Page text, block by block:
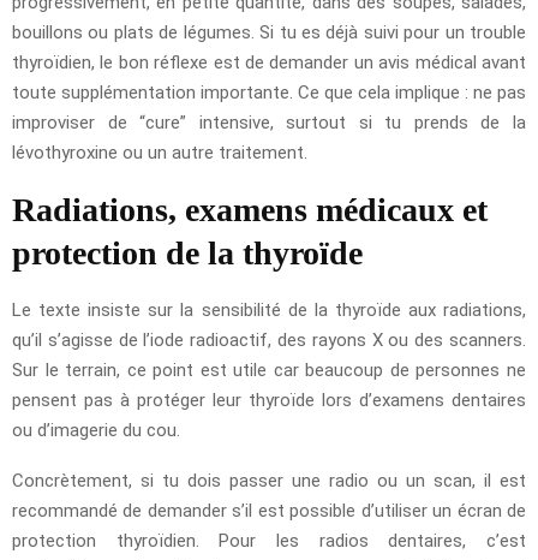
bouillons ou plats de légumes. Si tu es déjà suivi pour un trouble
thyroïdien, le bon réflexe est de demander un avis médical avant
toute supplémentation importante. Ce que cela implique : ne pas
improviser de “cure” intensive, surtout si tu prends de la
lévothyroxine ou un autre traitement.
Radiations, examens médicaux et
protection de la thyroïde
Le texte insiste sur la sensibilité de la thyroïde aux radiations,
qu’il s’agisse de l’iode radioactif, des rayons X ou des scanners.
Sur le terrain, ce point est utile car beaucoup de personnes ne
pensent pas à protéger leur thyroïde lors d’examens dentaires
ou d’imagerie du cou.
Concrètement, si tu dois passer une radio ou un scan, il est
recommandé de demander s’il est possible d’utiliser un écran de
protection thyroïdien. Pour les radios dentaires, c’est